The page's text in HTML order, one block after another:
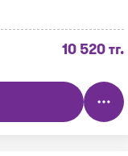
10 520 тг.